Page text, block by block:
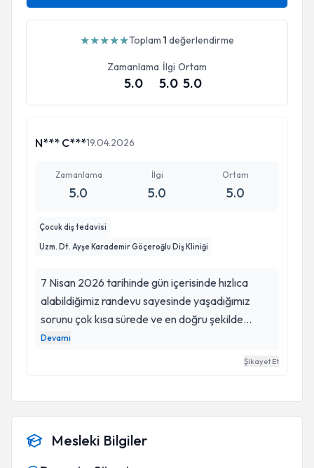
★★★★★Toplam 1 değerlendirme
Zamanlama
5.0
İlgi
5.0
Ortam
5.0
N*** C***19.04.2026
Zamanlama
5.0
İlgi
5.0
Ortam
5.0
Çocuk diş tedavisi
Uzm. Dt. Ayşe Karademir Göçeroğlu Diş Kliniği
7 Nisan 2026 tarihinde gün içerisinde hızlıca
alabildiğimiz randevu sayesinde yaşadığımız
sorunu çok kısa sürede ve en doğru şekilde
çözdük. Arven’in kırılan dolgusu hemen
müdahale edilerek onarıldı. Ayrıca bizim fark
muhteşem iletişimdi. Her işlemi ona sabırla ve
tatlı bir şekilde anlatarak büyük bir güven ve
Devamı
Şikayet Et
Mesleki Bilgiler